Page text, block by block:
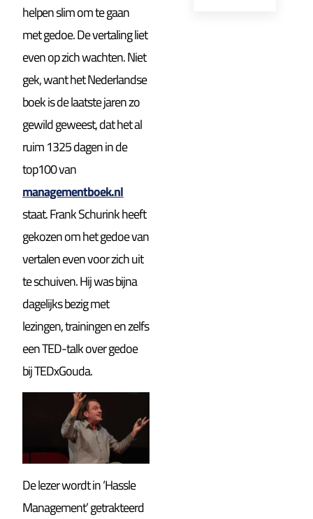
helpen slim om te gaan
met gedoe. De vertaling liet
even op zich wachten. Niet
gek, want het Nederlandse
boek is de laatste jaren zo
gewild geweest, dat het al
ruim 1325 dagen in de
top100 van
managementboek.nl
staat. Frank Schurink heeft
gekozen om het gedoe van
vertalen even voor zich uit
te schuiven. Hij was bijna
dagelijks bezig met
lezingen, trainingen en zelfs
een TED-talk over gedoe
bij TEDxGouda.
De lezer wordt in ‘Hassle
Management’ getrakteerd